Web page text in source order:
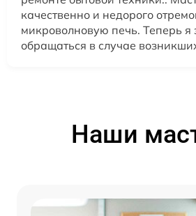
качественно и недорого
микроволновую печь. Теперь я
обращаться в случае
Наши